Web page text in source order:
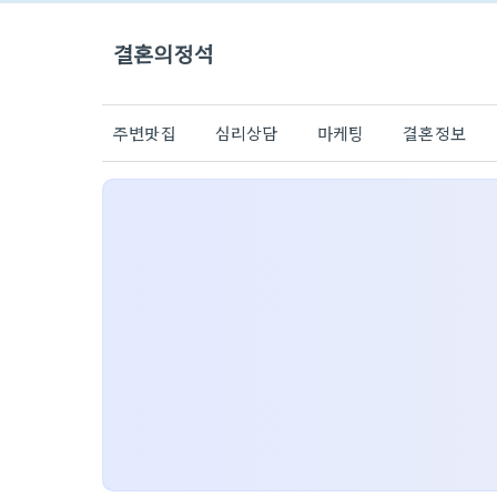
결혼의정석
주변맛집 심리상담 마케팅 결혼정보